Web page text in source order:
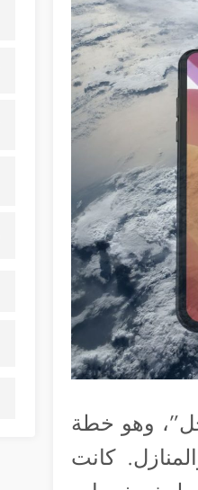
وهو خطة
كانت